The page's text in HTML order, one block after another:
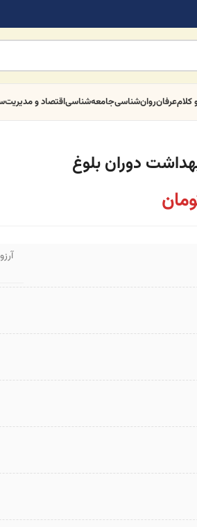
کلامعرفانروان‌شناسیجامعه‌شناسیاقتصاد و مدیریت
دوران بلوغ